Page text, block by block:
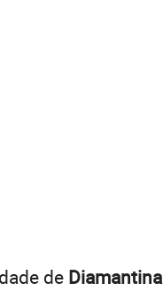
de Diamantina